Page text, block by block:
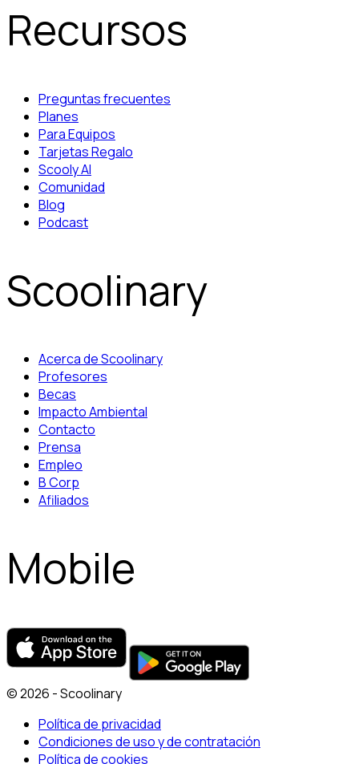
Recursos
Preguntas frecuentes
Planes
Para Equipos
Tarjetas Regalo
Scooly AI
Comunidad
Blog
Podcast
Scoolinary
Acerca de Scoolinary
Profesores
Becas
Impacto Ambiental
Contacto
Prensa
Empleo
B Corp
Afiliados
Mobile
© 2026 - Scoolinary
Política de privacidad
Condiciones de uso y de contratación
Política de cookies